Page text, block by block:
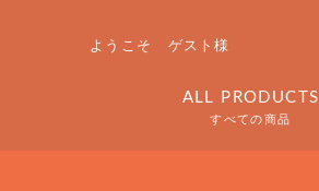
ようこそ ゲスト様
ALL PRODUCTS
すべての商品